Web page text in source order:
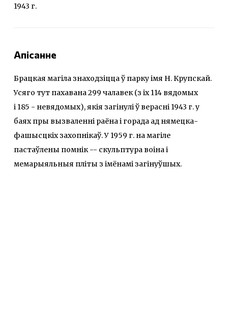
1943 г.
Апісанне
Брацкая магіла знаходзіцца ў парку імя Н. Крупскай.
Усяго тут пахавана 299 чалавек (з іх 114 вядомых
і 185 - невядомых), якія загінулі ў верасні 1943 г. у
баях пры вызваленні раёна і горада ад нямецка-
фашысцкіх захопнікаў. У 1959 г. на магіле
пастаўлены помнік -- скульптура воіна і
мемарыяльныя пліты з імёнамі загінуўшых.